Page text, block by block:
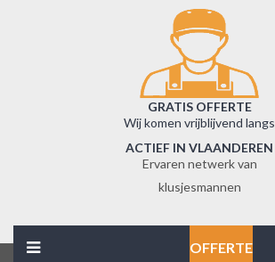
GRATIS OFFERTE
Wij komen vrijblijvend langs
ACTIEF IN VLAANDEREN
Ervaren netwerk van
klusjesmannen
OFFERTE